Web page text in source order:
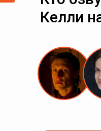
Келли